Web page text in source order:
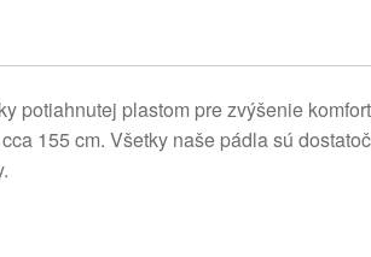
potiahnutej plastom pre zvýšenie
155 cm. Všetky naše pádla sú